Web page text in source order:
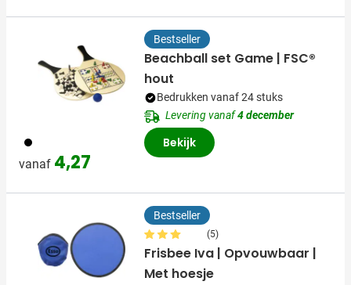
001
vanaf 4,27
Bestseller
Beachball set Game | FSC®
hout
Bedrukken vanaf 24 stuks
Levering vanaf4 december
Bekijk
Bestseller
(5)
Frisbee Iva | Opvouwbaar |
Met hoesje